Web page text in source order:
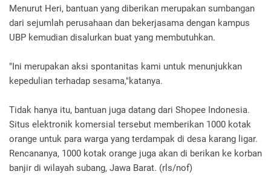
Menurut Heri, bantuan yang diberikan merupakan sumbangan
dari sejumlah perusahaan dan bekerjasama dengan kampus
UBP kemudian disalurkan buat yang membutuhkan.
"Ini merupakan aksi spontanitas kami untuk menunjukkan
kepedulian terhadap sesama,"katanya.
Tidak hanya itu, bantuan juga datang dari Shopee Indonesia.
Situs elektronik komersial tersebut memberikan 1000 kotak
orange untuk para warga yang terdampak di desa karang ligar.
Rencananya, 1000 kotak orange juga akan di berikan ke korban
banjir di wilayah subang, Jawa Barat. (rls/nof)